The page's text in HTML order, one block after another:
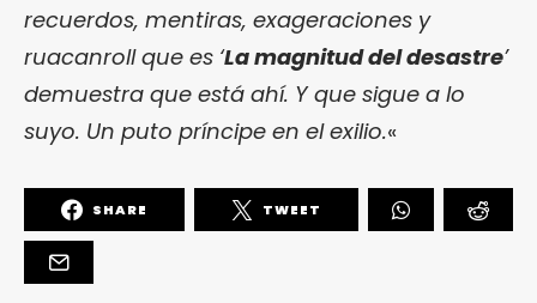
recuerdos, mentiras, exageraciones y
ruacanroll que es ‘La magnitud del desastre’
demuestra que está ahí. Y que sigue a lo
suyo. Un puto príncipe en el exilio.«
SHARE TWEET